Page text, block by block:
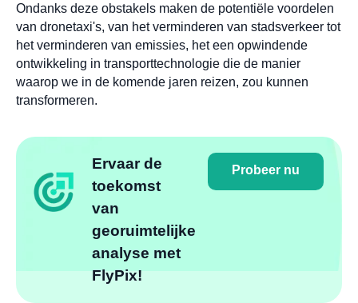
Ondanks deze obstakels maken de potentiële voordelen
van dronetaxi's, van het verminderen van stadsverkeer tot
het verminderen van emissies, het een opwindende
ontwikkeling in transporttechnologie die de manier
waarop we in de komende jaren reizen, zou kunnen
transformeren.
Ervaar de
toekomst
van
georuimtelijke
analyse met
FlyPix!
Probeer nu